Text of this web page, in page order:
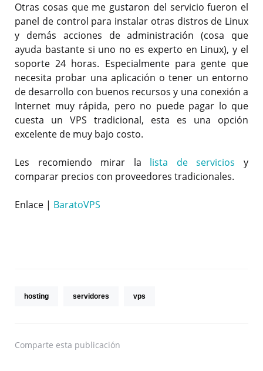
Otras cosas que me gustaron del servicio fueron el
panel de control para instalar otras distros de Linux
y demás acciones de administración (cosa que
ayuda bastante si uno no es experto en Linux), y el
soporte 24 horas. Especialmente para gente que
necesita probar una aplicación o tener un entorno
de desarrollo con buenos recursos y una conexión a
Internet muy rápida, pero no puede pagar lo que
cuesta un VPS tradicional, esta es una opción
excelente de muy bajo costo.
Les recomiendo mirar la lista de servicios y
comparar precios con proveedores tradicionales.
Enlace | BaratoVPS
hosting servidores vps
Comparte esta publicación